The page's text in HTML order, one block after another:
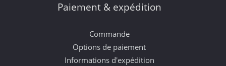
Paiement & expédition
Commande
Options de paiement
Informations d'expédition